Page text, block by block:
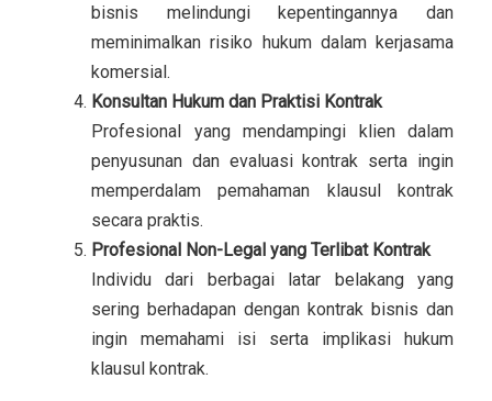
bisnis melindungi kepentingannya dan
meminimalkan risiko hukum dalam kerjasama
komersial.
Konsultan Hukum dan Praktisi Kontrak
Profesional yang mendampingi klien dalam
penyusunan dan evaluasi kontrak serta ingin
memperdalam pemahaman klausul kontrak
secara praktis.
Profesional Non-Legal yang Terlibat Kontrak
Individu dari berbagai latar belakang yang
sering berhadapan dengan kontrak bisnis dan
ingin memahami isi serta implikasi hukum
klausul kontrak.